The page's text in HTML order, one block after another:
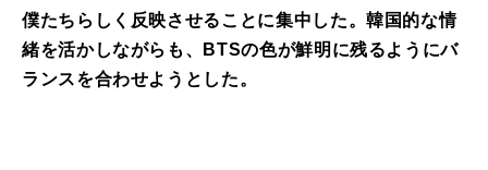
僕たちらしく反映させることに集中した。韓国的な情
緒を活かしながらも、BTSの色が鮮明に残るようにバ
ランスを合わせようとした。